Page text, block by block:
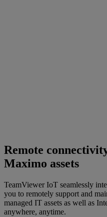
Remote
Maximo assets
TeamViewer IoT seamlessly
you to remotely support and
managed IT assets as well as
anywhere, anytime.